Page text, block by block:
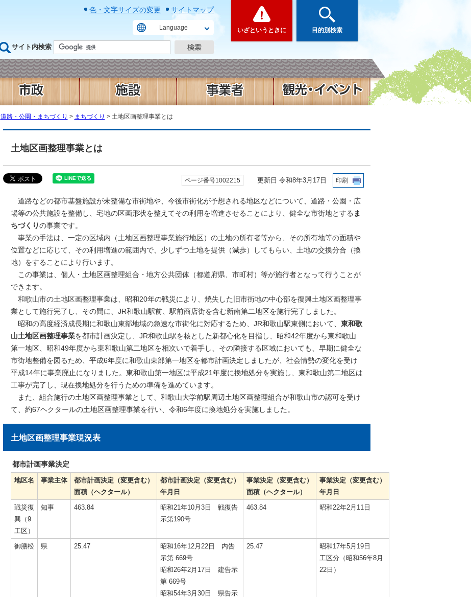
色・文字サイズの変更 サイトマップ
Language
サイト内検索
いざというときに 目的別検索
道路・公園・まちづくり > まちづくり > 土地区画整理事業とは
土地区画整理事業とは
ページ番号1002215 更新日 令和8年3月17日 印刷
道路などの都市基盤施設が未整備な市街地や、今後市街化が予想される地区などについて、道路・公園・広
場等の公共施設を整備し、宅地の区画形状を整えてその利用を増進させることにより、健全な市街地とする ま
ちづくり の事業です。
事業の手法は、一定の区域内（土地区画整理事業施行地区）の土地の所有者等から、その所有地等の面積や
位置などに応じて、その利用増進の範囲内で、少しずつ土地を提供（減歩）してもらい、土地の交換分合（換
地）をすることにより行います。
この事業は、個人・土地区画整理組合・地方公共団体（都道府県、市町村）等が施行者となって行うことが
できます。
和歌山市の土地区画整理事業は、昭和20年の戦災により、焼失した旧市街地の中心部を復興土地区画整理事
業として施行完了し、その間に、JR和歌山駅前、駅前商店街を含む新南第二地区を施行完了しました。
昭和の高度経済成長期に和歌山東部地域の急速な市街化に対応するため、JR和歌山駅東側において、 東和歌
山土地区画整理事業を都市計画決定し、JR和歌山駅を核とした新都心化を目指し、昭和42年度から東和歌山
第一地区、昭和49年度から東和歌山第二地区を相次いで着手し、その隣接する区域においても、早期に健全な
市街地整備を図るため、平成6年度に和歌山東部第一地区を都市計画決定しましたが、社会情勢の変化を受け
平成14年に事業廃止になりました。東和歌山第一地区は平成21年度に換地処分を実施し、東和歌山第二地区は
工事が完了し、現在換地処分を行うための準備を進めています。
また、組合施行の土地区画整理事業として、和歌山大学前駅周辺土地区画整理組合が和歌山市の認可を受け
て、約67ヘクタールの土地区画整理事業を行い、令和6年度に換地処分を実施しました。
土地区画整理事業現況表
都市計画事業決定
地区名 事業主体
都市計画決定（変更含む）
面積（ヘクタール）
都市計画決定（変更含む）
年月日
事業決定（変更含む）
面積（ヘクタール）
事業決定（変更含む）
年月日
戦災復
興（9
工区）
知事 463.84
昭和21年10月3日 戦復告
示第190号
463.84 昭和22年2月11日
御膳松 県 25.47
昭和16年12月22日 内告
示第 669号
昭和26年2月17日 建告示
第 669号
昭和54年3月30日 県告示
25.47
昭和17年5月19日
工区分（昭和56年8月
22日）